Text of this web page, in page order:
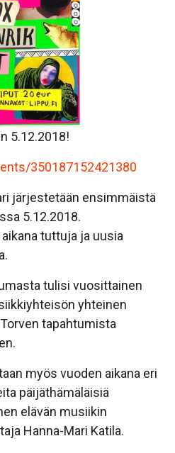
5.12.2018!
350187152421380
järjestetään ensimmäistä
5.12.2018.
tuttuja ja uusia
tulisi vuosittainen
yhteinen
tapahtumista
myös vuoden aikana eri
päijäthämäläisiä
elävän musiikin
Hanna-Mari Katila.